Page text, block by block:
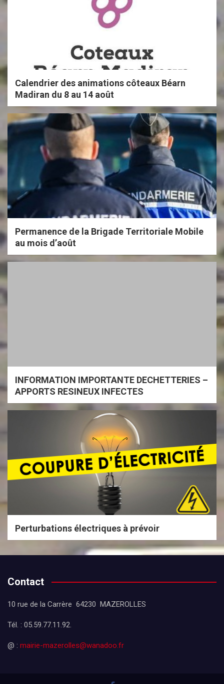
Calendrier des animations côteaux Béarn
Madiran du 8 au 14 août
Permanence de la Brigade Territoriale Mobile
au mois d’août
INFORMATION IMPORTANTE DECHETTERIES –
APPORTS RESINEUX INFECTES
Perturbations électriques à prévoir
Contact
10 rue de la Carrère 64230 MAZEROLLES
Tél. : 05.59.77.11.92.
@ : mairie-mazerolles@wanadoo.fr